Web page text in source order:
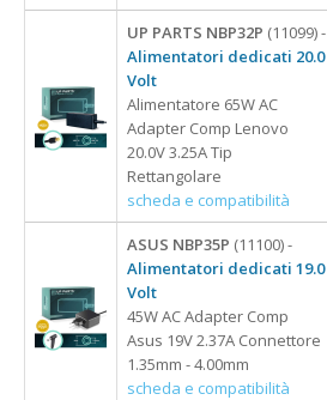
UP PARTS NBP32P (11099) -
Alimentatori dedicati 20.0
Volt
Alimentatore 65W AC
Adapter Comp Lenovo
20.0V 3.25A Tip
Rettangolare
scheda e compatibilità
ASUS NBP35P (11100) -
Alimentatori dedicati 19.0
Volt
45W AC Adapter Comp
Asus 19V 2.37A Connettore
1.35mm - 4.00mm
scheda e compatibilità